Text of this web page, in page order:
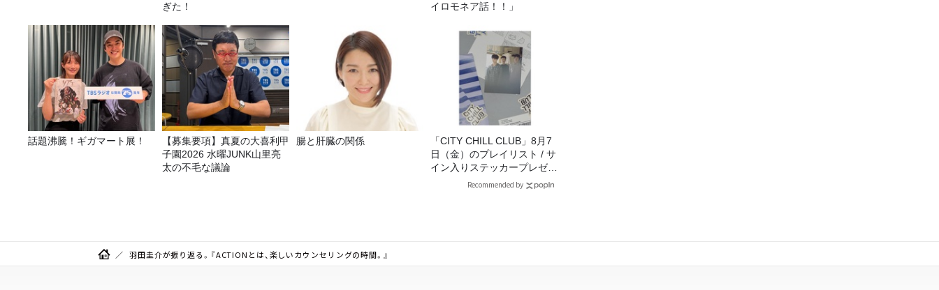
ぎた！
イロモネア話！！」
話題沸騰！ギガマート展！
【募集要項】真夏の大喜利甲
子園2026 水曜JUNK山里亮
太の不毛な議論
腸と肝臓の関係
「CITY CHILL CLUB」8月7
日（金）のプレイリスト / サ
イン入りステッカープレゼン
Recommended by
羽田圭介が振り返る。『ACTIONとは、楽しいカウンセリングの時間。』